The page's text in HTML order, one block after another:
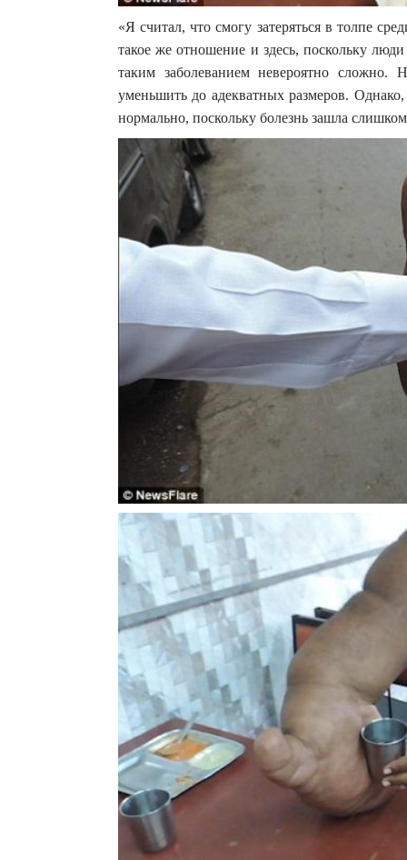
«Я считал, что смогу затеряться в толпе
такое же отношение и здесь, поскольку
таким заболеванием невероятно
уменьшить до адекватных размеров.
нормально, поскольку болезнь зашла